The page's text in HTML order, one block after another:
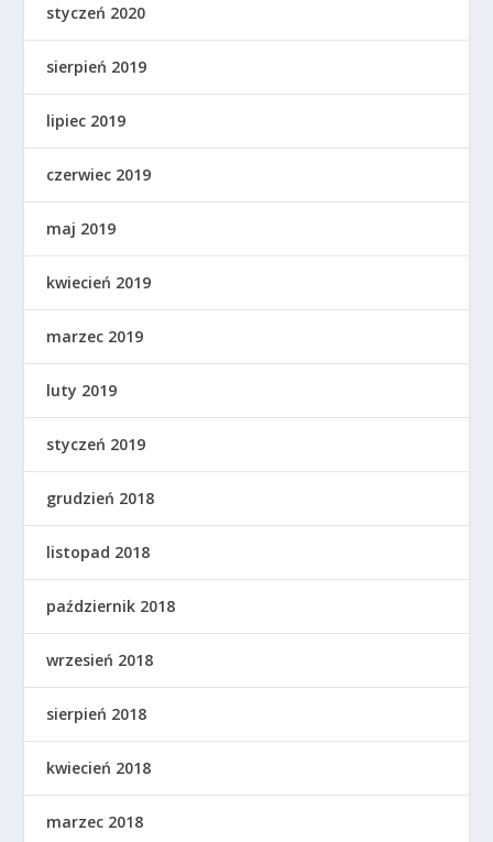
styczeń 2020
sierpień 2019
lipiec 2019
czerwiec 2019
maj 2019
kwiecień 2019
marzec 2019
luty 2019
styczeń 2019
grudzień 2018
listopad 2018
październik 2018
wrzesień 2018
sierpień 2018
kwiecień 2018
marzec 2018